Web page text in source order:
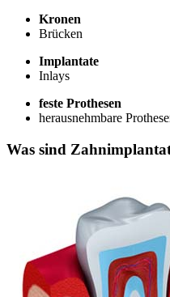
Kronen
Brücken
Implantate
Inlays
feste Prothesen
herausnehmbare
Was sind